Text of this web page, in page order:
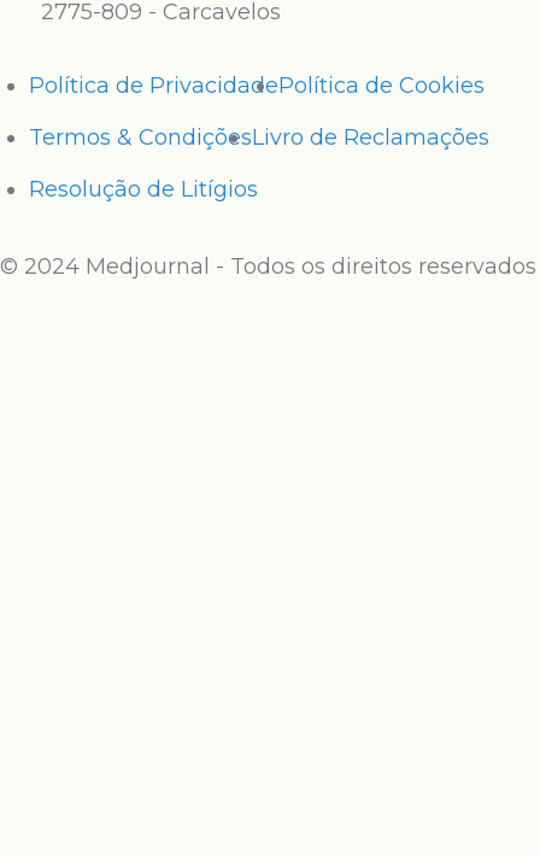
2775-809 - Carcavelos
Política de PrivacidadePolítica de Cookies
Termos & CondiçõesLivro de Reclamações
Resolução de Litígios
© 2024 Medjournal - Todos os direitos reservados